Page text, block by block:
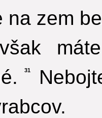
na zem
31